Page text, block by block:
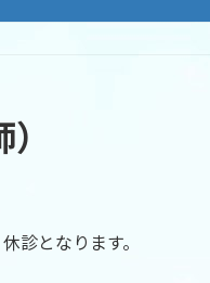
診となります。